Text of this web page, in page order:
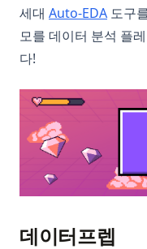
세대 Auto-EDA 도구
모를 데이터 분석 플
다!
데이터프렙